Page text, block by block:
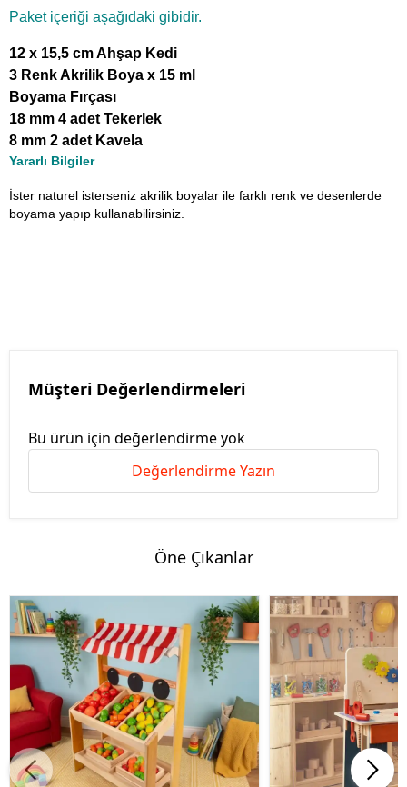
Paket içeriği aşağıdaki gibidir.
12 x 15,5 cm Ahşap Kedi
3 Renk Akrilik Boya x 15 ml
Boyama Fırçası
18 mm 4 adet Tekerlek
8 mm 2 adet Kavela
Yararlı Bilgiler
İster naturel isterseniz akrilik boyalar ile farklı renk ve desenlerde
boyama yapıp kullanabilirsiniz.
Müşteri Değerlendirmeleri
Bu ürün için değerlendirme yok
Değerlendirme Yazın
Öne Çıkanlar